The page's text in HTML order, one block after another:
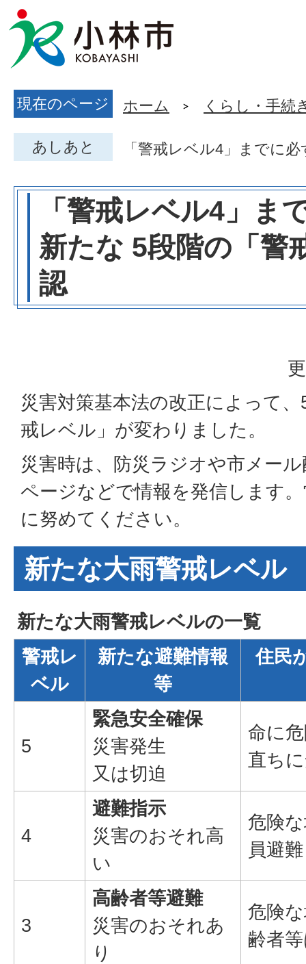
現在のページ ホーム くらし・手続
あしあと 「警戒レベル4」までに
「警戒レベル4」ま
新たな 5段階の「警
認
災害対策基本法の改正によって
戒レベル」が変わりました。
災害時は、防災ラジオや市メー
ページなどで情報を発信します
に努めてください。
新たな大雨警戒レベル
新たな大雨警戒レベルの一覧
警戒レ
ベル
新たな避難情報
等
住民
5
緊急安全確保
災害発生
又は切迫
命に
直ち
4
避難指示
災害のおそれ高
い
危険
員避難
3
高齢者等避難
災害のおそれあ
り
危険
齢者